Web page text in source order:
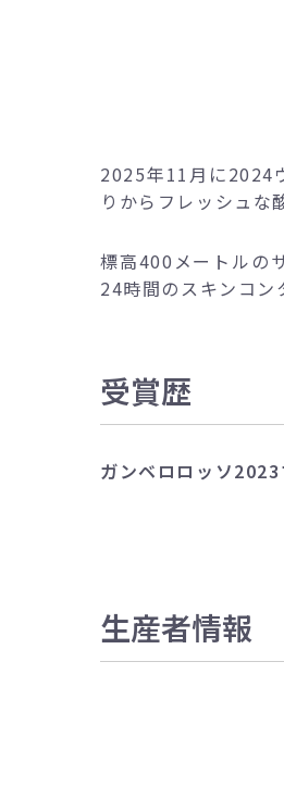
2025年11月に2024
りからフレッシュな
標高400メートルの
24時間のスキンコン
受賞歴
ガンベロロッソ
生産者情報